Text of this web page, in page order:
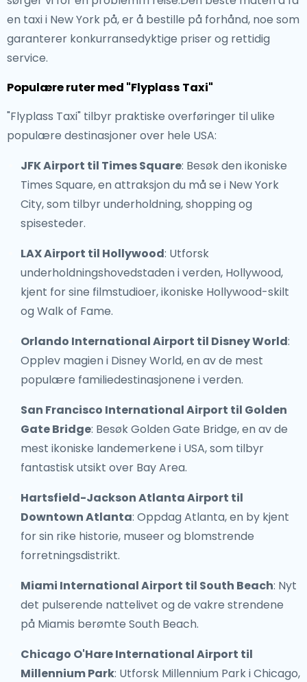
en taxi i New York på, er å bestille på forhånd, noe som
garanterer konkurransedyktige priser og rettidig
service.
Populære ruter med "Flyplass Taxi"
"Flyplass Taxi" tilbyr praktiske overføringer til ulike
populære destinasjoner over hele USA:
JFK Airport til Times Square: Besøk den ikoniske
Times Square, en attraksjon du må se i New York
City, som tilbyr underholdning, shopping og
spisesteder.
LAX Airport til Hollywood: Utforsk
underholdningshovedstaden i verden, Hollywood,
kjent for sine filmstudioer, ikoniske Hollywood-skilt
og Walk of Fame.
Orlando International Airport til Disney World:
Opplev magien i Disney World, en av de mest
populære familiedestinasjonene i verden.
San Francisco International Airport til Golden
Gate Bridge: Besøk Golden Gate Bridge, en av de
mest ikoniske landemerkene i USA, som tilbyr
fantastisk utsikt over Bay Area.
Hartsfield-Jackson Atlanta Airport til
Downtown Atlanta: Oppdag Atlanta, en by kjent
for sin rike historie, museer og blomstrende
forretningsdistrikt.
Miami International Airport til South Beach: Nyt
det pulserende nattelivet og de vakre strendene
på Miamis berømte South Beach.
Chicago O'Hare International Airport til
Millennium Park: Utforsk Millennium Park i Chicago,